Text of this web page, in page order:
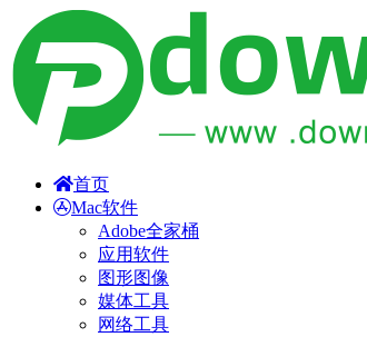
首页
Mac软件
Adobe全家桶
应用软件
图形图像
媒体工具
网络工具